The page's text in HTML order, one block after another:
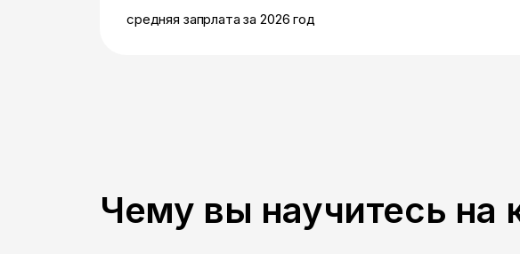
средняя запрлата за 2026 год
Чему вы научитесь на